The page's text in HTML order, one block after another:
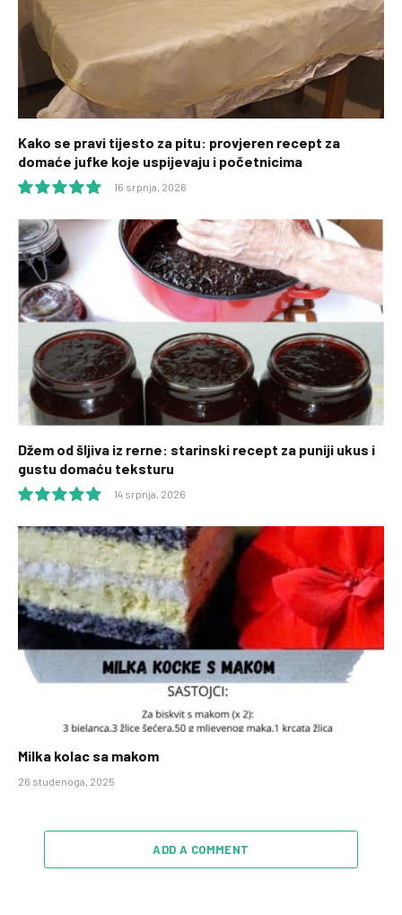
Kako se pravi tijesto za pitu: provjeren recept za
domaće jufke koje uspijevaju i početnicima
10.0
16 srpnja, 2026
Džem od šljiva iz rerne: starinski recept za puniji ukus i
gustu domaću teksturu
10.0
14 srpnja, 2026
Milka kolac sa makom
26 studenoga, 2025
ADD A COMMENT